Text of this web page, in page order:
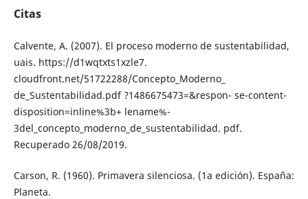
Citas
Calvente, A. (2007). El proceso moderno de sustentabilidad,
uais. https://d1wqtxts1xzle7.
cloudfront.net/51722288/Concepto_Moderno_
de_Sustentabilidad.pdf ?1486675473=&respon- se-content-
disposition=inline%3b+ lename%-
3del_concepto_moderno_de_sustentabilidad. pdf.
Recuperado 26/08/2019.
Carson, R. (1960). Primavera silenciosa. (1a edición). España:
Planeta.